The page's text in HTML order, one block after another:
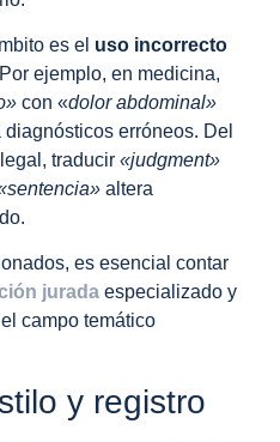
es el uso incorrecto
ejemplo, en medicina,
con «dolor abdominal»
erróneos. Del
traducir «judgment»
altera
es esencial contar
jurada especializado y
campo temático
y registro